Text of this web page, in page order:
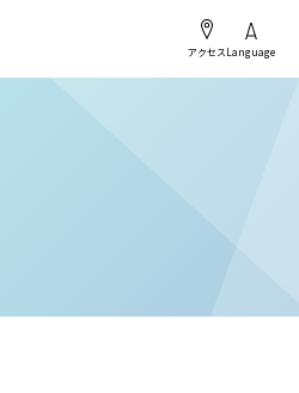
アクセスLanguage